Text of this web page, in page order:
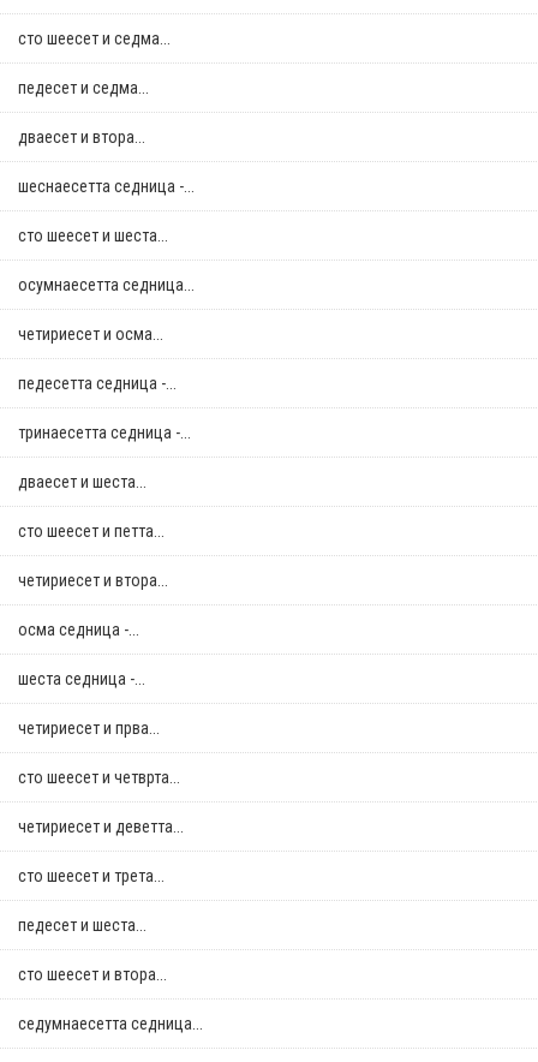
сто шеесет и седма...
педесет и седма...
дваесет и втора...
шеснаесетта седница -...
сто шеесет и шеста...
осумнaесетта седница...
четириесет и осма...
педесетта седница -...
тринаесетта седница -...
дваесет и шеста...
сто шеесет и петта...
четириесет и втора...
осма седница -...
шеста седница -...
четириесет и прва...
сто шеесет и четврта...
четириесет и деветта...
сто шеесет и трета...
педесет и шеста...
сто шеесет и втора...
седумнаесетта седница...